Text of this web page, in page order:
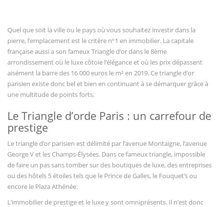
Quel que soit la ville ou le pays où vous souhaitez investir dans la
pierre, l’emplacement est le critère n°1 en immobilier. La capitale
française aussi a son fameux Triangle d’or dans le 8ème
arrondissement où le luxe côtoie l’élégance et où les prix dépassent
aisément la barre des 16 000 euros le m² en 2019. Ce triangle d’or
parisien existe donc bel et bien en continuant à se démarquer grâce à
une multitude de points forts.
Le Triangle d’orde Paris : un carrefour de
prestige
Le triangle d’or parisien est délimité par l’avenue Montaigne, l’avenue
George V et les Champs-Élysées. Dans ce fameux triangle, impossible
de faire un pas sans tomber sur des boutiques de luxe, des entreprises
ou des hôtels 5 étoiles tels que le Prince de Galles, le Fouquet’s ou
encore le Plaza Athénée.
L’immobilier de prestige et le luxe y sont omniprésents. Il n’est donc